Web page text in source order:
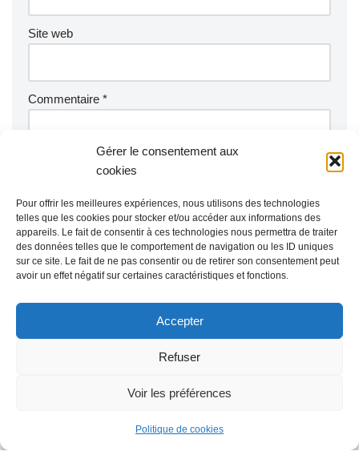
Gérer le consentement aux
cookies
Pour offrir les meilleures expériences, nous utilisons des technologies
telles que les cookies pour stocker et/ou accéder aux informations des
appareils. Le fait de consentir à ces technologies nous permettra de traiter
des données telles que le comportement de navigation ou les ID uniques
sur ce site. Le fait de ne pas consentir ou de retirer son consentement peut
avoir un effet négatif sur certaines caractéristiques et fonctions.
Accepter
Refuser
Voir les préférences
Politique de cookies
Site web
Commentaire *